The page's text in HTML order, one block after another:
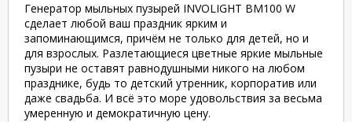
Генератор мыльных пузырей INVOLIGHT BM100 W
сделает любой ваш праздник ярким и
запоминающимся, причём не только для детей, но и
для взрослых. Разлетающиеся цветные яркие мыльные
пузыри не оставят равнодушными никого на любом
празднике, будь то детский утренник, корпоратив или
даже свадьба. И всё это море удовольствия за весьма
умеренную и демократичную цену.